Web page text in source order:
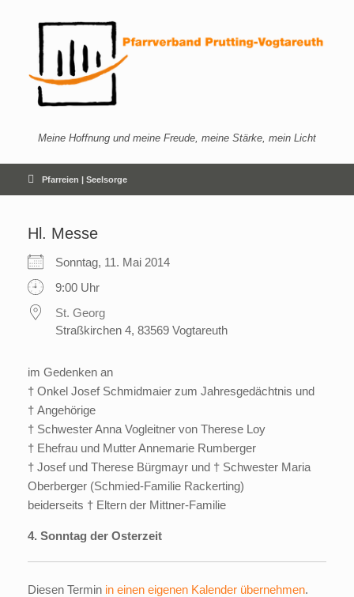
Meine Hoffnung und meine Freude, meine Stärke, mein Licht
Pfarreien | Seelsorge
Hl. Messe
Sonntag, 11. Mai 2014
9:00 Uhr
St. Georg
Straßkirchen 4, 83569 Vogtareuth
im Gedenken an
† Onkel Josef Schmidmaier zum Jahresgedächtnis und
† Angehörige
† Schwester Anna Vogleitner von Therese Loy
† Ehefrau und Mutter Annemarie Rumberger
† Josef und Therese Bürgmayr und † Schwester Maria
Oberberger (Schmied-Familie Rackerting)
beiderseits † Eltern der Mittner-Familie
4. Sonntag der Osterzeit
Diesen Termin in einen eigenen Kalender übernehmen.